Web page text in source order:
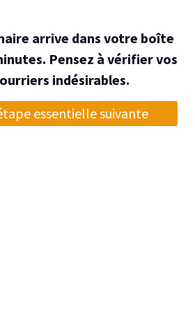
arrive dans votre boîte
Pensez à vérifier vos
indésirables.
essentielle suivante